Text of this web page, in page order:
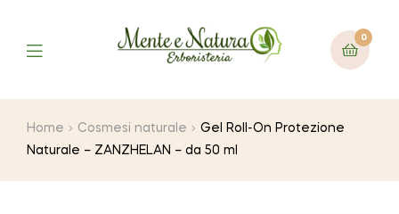
0
Home Cosmesi naturale
Gel Roll-On Protezione
Naturale – ZANZHELAN – da 50 ml